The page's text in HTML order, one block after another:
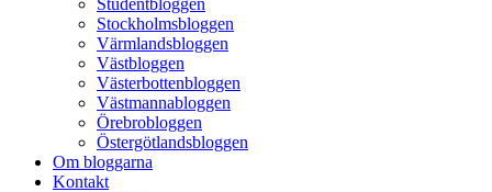
Studentbloggen
Stockholmsbloggen
Värmlandsbloggen
Västbloggen
Västerbottenbloggen
Västmannabloggen
Örebrobloggen
Östergötlandsbloggen
Om bloggarna
Kontakt